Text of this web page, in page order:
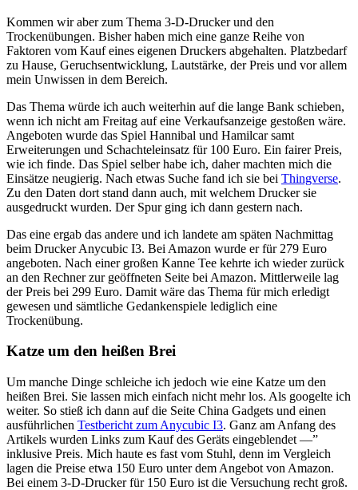
Kommen wir aber zum Thema 3-D-Drucker und den
Trockenübungen. Bisher haben mich eine ganze Reihe von
Faktoren vom Kauf eines eigenen Druckers abgehalten. Platzbedarf
zu Hause, Geruchsentwicklung, Lautstärke, der Preis und vor allem
mein Unwissen in dem Bereich.
Das Thema würde ich auch weiterhin auf die lange Bank schieben,
wenn ich nicht am Freitag auf eine Verkaufsanzeige gestoßen wäre.
Angeboten wurde das Spiel Hannibal und Hamilcar samt
Erweiterungen und Schachteleinsatz für 100 Euro. Ein fairer Preis,
wie ich finde. Das Spiel selber habe ich, daher machten mich die
Einsätze neugierig. Nach etwas Suche fand ich sie bei Thingverse.
Zu den Daten dort stand dann auch, mit welchem Drucker sie
ausgedruckt wurden. Der Spur ging ich dann gestern nach.
Das eine ergab das andere und ich landete am späten Nachmittag
beim Drucker Anycubic I3. Bei Amazon wurde er für 279 Euro
angeboten. Nach einer großen Kanne Tee kehrte ich wieder zurück
an den Rechner zur geöffneten Seite bei Amazon. Mittlerweile lag
der Preis bei 299 Euro. Damit wäre das Thema für mich erledigt
gewesen und sämtliche Gedankenspiele lediglich eine
Trockenübung.
Katze um den heißen Brei
Um manche Dinge schleiche ich jedoch wie eine Katze um den
heißen Brei. Sie lassen mich einfach nicht mehr los. Als googelte ich
weiter. So stieß ich dann auf die Seite China Gadgets und einen
ausführlichen Testbericht zum Anycubic I3. Ganz am Anfang des
Artikels wurden Links zum Kauf des Geräts eingeblendet —”
inklusive Preis. Mich haute es fast vom Stuhl, denn im Vergleich
lagen die Preise etwa 150 Euro unter dem Angebot von Amazon.
Bei einem 3-D-Drucker für 150 Euro ist die Versuchung recht groß.